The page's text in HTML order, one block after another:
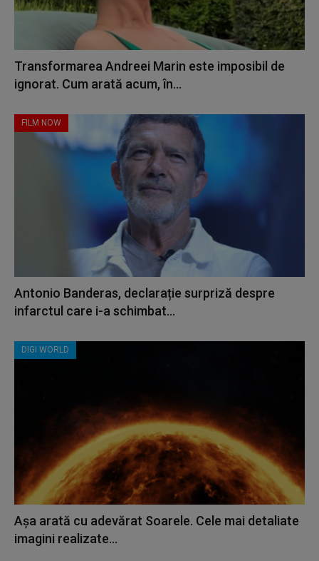
Transformarea Andreei Marin este imposibil de
ignorat. Cum arată acum, în...
FILM NOW
Antonio Banderas, declarație surpriză despre
infarctul care i-a schimbat...
DIGI WORLD
Așa arată cu adevărat Soarele. Cele mai detaliate
imagini realizate...